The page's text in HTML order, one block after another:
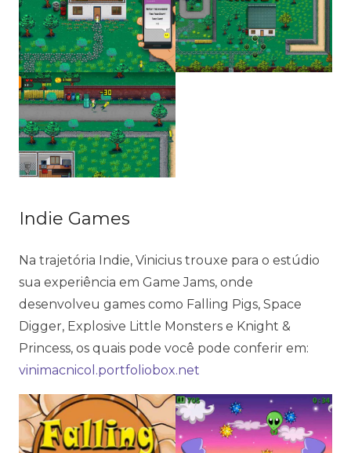
Indie Games
Na trajetória Indie, Vinicius trouxe para o estúdio
sua experiência em Game Jams, onde
desenvolveu games como Falling Pigs, Space
Digger, Explosive Little Monsters e Knight &
Princess, os quais pode você pode conferir em:
vinimacnicol.portfoliobox.net